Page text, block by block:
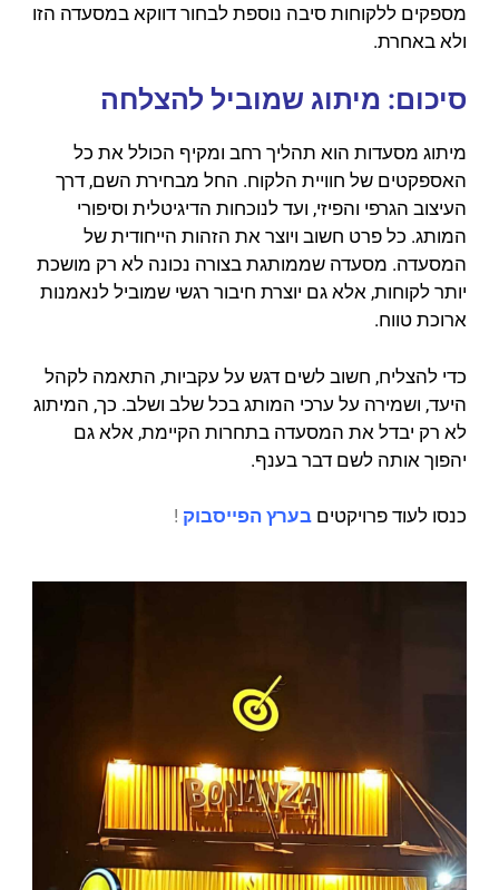
מספקים ללקוחות סיבה נוספת לבחור דווקא במסעדה הזו
ולא באחרת.
סיכום: מיתוג שמוביל להצלחה
מיתוג מסעדות הוא תהליך רחב ומקיף הכולל את כל
האספקטים של חוויית הלקוח. החל מבחירת השם, דרך
העיצוב הגרפי והפיזי, ועד לנוכחות הדיגיטלית וסיפורי
המותג. כל פרט חשוב ויוצר את הזהות הייחודית של
המסעדה. מסעדה שממותגת בצורה נכונה לא רק מושכת
יותר לקוחות, אלא גם יוצרת חיבור רגשי שמוביל לנאמנות
ארוכת טווח.
כדי להצליח, חשוב לשים דגש על עקביות, התאמה לקהל
היעד, ושמירה על ערכי המותג בכל שלב ושלב. כך, המיתוג
לא רק יבדל את המסעדה בתחרות הקיימת, אלא גם
יהפוך אותה לשם דבר בענף.
כנסו לעוד פרויקטים בערץ הפייסבוק !